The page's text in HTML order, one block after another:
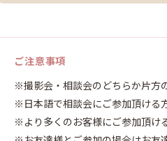
ご注意事項
※撮影会・相談会のどちらか片方
※日本語で相談会にご参加頂ける
※より多くのお客様にご参加頂け